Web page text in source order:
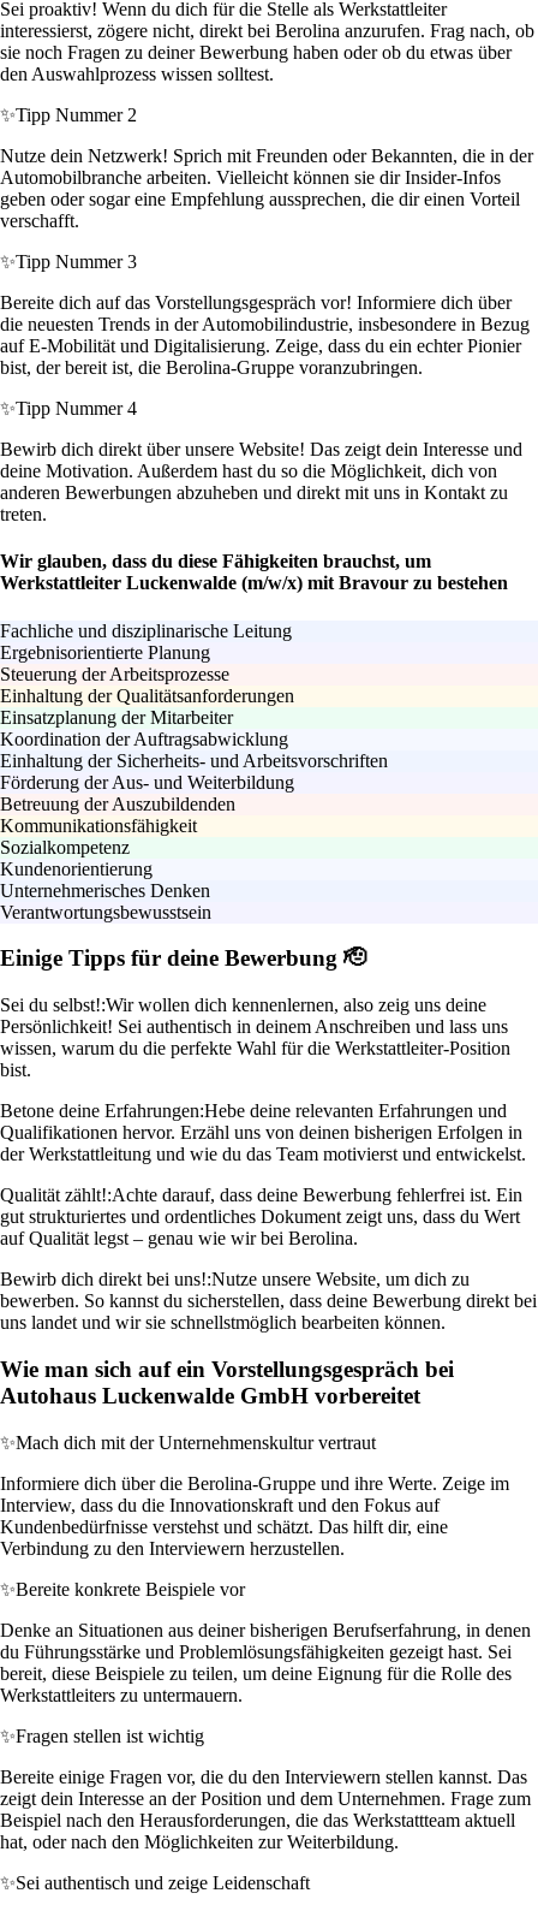
Sei proaktiv! Wenn du dich für die Stelle als Werkstattleiter
interessierst, zögere nicht, direkt bei Berolina anzurufen. Frag nach, ob
sie noch Fragen zu deiner Bewerbung haben oder ob du etwas über
den Auswahlprozess wissen solltest.
✨Tipp Nummer 2
Nutze dein Netzwerk! Sprich mit Freunden oder Bekannten, die in der
Automobilbranche arbeiten. Vielleicht können sie dir Insider-Infos
geben oder sogar eine Empfehlung aussprechen, die dir einen Vorteil
verschafft.
✨Tipp Nummer 3
Bereite dich auf das Vorstellungsgespräch vor! Informiere dich über
die neuesten Trends in der Automobilindustrie, insbesondere in Bezug
auf E-Mobilität und Digitalisierung. Zeige, dass du ein echter Pionier
bist, der bereit ist, die Berolina-Gruppe voranzubringen.
✨Tipp Nummer 4
Bewirb dich direkt über unsere Website! Das zeigt dein Interesse und
deine Motivation. Außerdem hast du so die Möglichkeit, dich von
anderen Bewerbungen abzuheben und direkt mit uns in Kontakt zu
treten.
Wir glauben, dass du diese Fähigkeiten brauchst, um
Werkstattleiter Luckenwalde (m/w/x) mit Bravour zu bestehen
Fachliche und disziplinarische Leitung
Ergebnisorientierte Planung
Steuerung der Arbeitsprozesse
Einhaltung der Qualitätsanforderungen
Einsatzplanung der Mitarbeiter
Koordination der Auftragsabwicklung
Einhaltung der Sicherheits- und Arbeitsvorschriften
Förderung der Aus- und Weiterbildung
Betreuung der Auszubildenden
Kommunikationsfähigkeit
Sozialkompetenz
Kundenorientierung
Unternehmerisches Denken
Verantwortungsbewusstsein
Einige Tipps für deine Bewerbung 🫡
Sei du selbst!:Wir wollen dich kennenlernen, also zeig uns deine
Persönlichkeit! Sei authentisch in deinem Anschreiben und lass uns
wissen, warum du die perfekte Wahl für die Werkstattleiter-Position
bist.
Betone deine Erfahrungen:Hebe deine relevanten Erfahrungen und
Qualifikationen hervor. Erzähl uns von deinen bisherigen Erfolgen in
der Werkstattleitung und wie du das Team motivierst und entwickelst.
Qualität zählt!:Achte darauf, dass deine Bewerbung fehlerfrei ist. Ein
gut strukturiertes und ordentliches Dokument zeigt uns, dass du Wert
auf Qualität legst – genau wie wir bei Berolina.
Bewirb dich direkt bei uns!:Nutze unsere Website, um dich zu
bewerben. So kannst du sicherstellen, dass deine Bewerbung direkt bei
uns landet und wir sie schnellstmöglich bearbeiten können.
Wie man sich auf ein Vorstellungsgespräch bei
Autohaus Luckenwalde GmbH vorbereitet
✨Mach dich mit der Unternehmenskultur vertraut
Informiere dich über die Berolina-Gruppe und ihre Werte. Zeige im
Interview, dass du die Innovationskraft und den Fokus auf
Kundenbedürfnisse verstehst und schätzt. Das hilft dir, eine
Verbindung zu den Interviewern herzustellen.
✨Bereite konkrete Beispiele vor
Denke an Situationen aus deiner bisherigen Berufserfahrung, in denen
du Führungsstärke und Problemlösungsfähigkeiten gezeigt hast. Sei
bereit, diese Beispiele zu teilen, um deine Eignung für die Rolle des
Werkstattleiters zu untermauern.
✨Fragen stellen ist wichtig
Bereite einige Fragen vor, die du den Interviewern stellen kannst. Das
zeigt dein Interesse an der Position und dem Unternehmen. Frage zum
Beispiel nach den Herausforderungen, die das Werkstattteam aktuell
hat, oder nach den Möglichkeiten zur Weiterbildung.
✨Sei authentisch und zeige Leidenschaft